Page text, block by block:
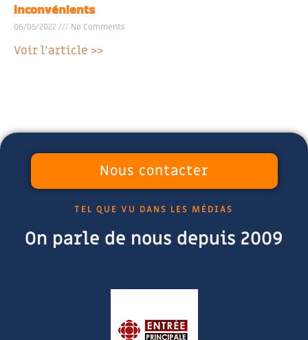
inconvénients
06/05/2022 No Comments
Voir l'article >>
Nous contacter
TEL QUE VU DANS LES MÉDIAS
On parle de nous depuis 2009